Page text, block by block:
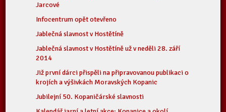
Jarcové
Infocentrum opět otevřeno
Jablečná slavnost v Hostětíně
Jablečná slavnost v Hostětíně už v neděli 28. září
2014
Již první dárci přispěli na připravovanou publikaci o
krojích a výšivkách Moravských Kopanic
Jubilejní 50. Kopaničárské slavnosti